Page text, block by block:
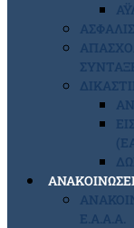
Ε.Α.Α.Α.